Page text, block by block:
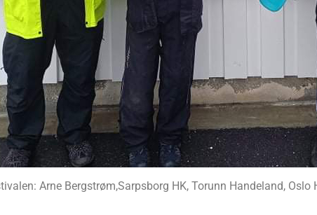
Arne Bergstrøm,Sarpsborg HK, Torunn Handeland,